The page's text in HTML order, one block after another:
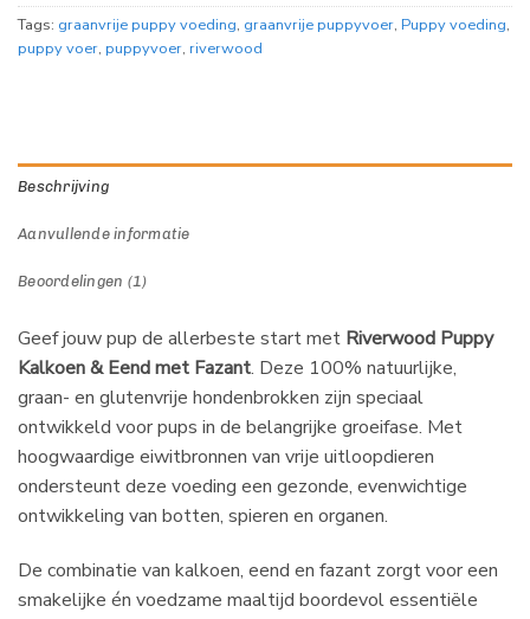
Tags: graanvrije puppy voeding, graanvrije puppyvoer, Puppy voeding,
puppy voer, puppyvoer, riverwood
Beschrijving
Aanvullende informatie
Beoordelingen (1)
Geef jouw pup de allerbeste start met Riverwood Puppy
Kalkoen & Eend met Fazant. Deze 100% natuurlijke,
graan- en glutenvrije hondenbrokken zijn speciaal
ontwikkeld voor pups in de belangrijke groeifase. Met
hoogwaardige eiwitbronnen van vrije uitloopdieren
ondersteunt deze voeding een gezonde, evenwichtige
ontwikkeling van botten, spieren en organen.
De combinatie van kalkoen, eend en fazant zorgt voor een
smakelijke én voedzame maaltijd boordevol essentiële